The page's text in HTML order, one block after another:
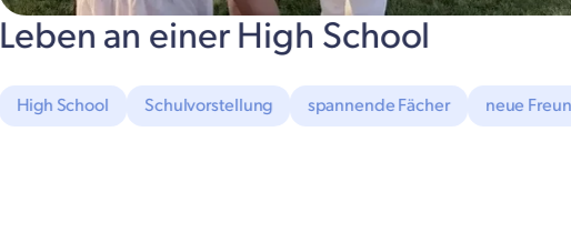
Leben an einer High School
High School Schulvorstellung spannende Fächer neue